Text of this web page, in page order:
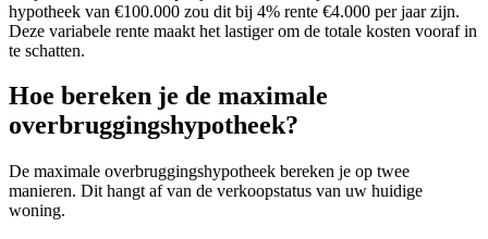
hypotheek van €100.000 zou dit bij 4% rente €4.000 per jaar zijn.
Deze variabele rente maakt het lastiger om de totale kosten vooraf in
te schatten.
Hoe bereken je de maximale
overbruggingshypotheek?
De maximale overbruggingshypotheek bereken je op twee
manieren. Dit hangt af van de verkoopstatus van uw huidige
woning.